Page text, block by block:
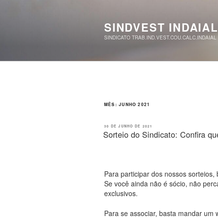
SINDVEST INDAIAL
SINDICATO TRAB.IND.VEST.COU.CALC.INDAIAL
MÊS:JUNHO 2021
PUBLICADO
30 DE JUNHO DE 2021
Sorteio do Sindicato: Confira
Para participar dos nossos
Se você ainda não é sócio, não
exclusivos.
Para se associar, basta mandar